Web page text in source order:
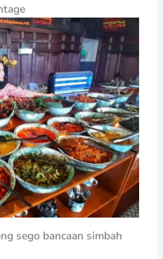
sego bancaan simbah